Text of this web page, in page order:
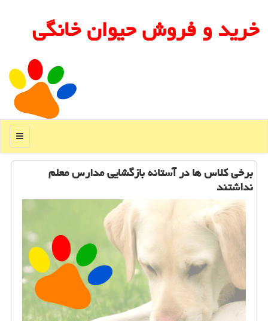
خرید و فروش حیوان خانگی
منو
برخی كلاس ها در آستانه بازگشایی مدارس معلم
نداشتند